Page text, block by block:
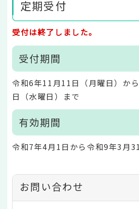
定期受付
受付は終了しました。
受付期間
令和6年11月11日（月曜日）か
日（水曜日）まで
有効期間
令和7年4月1日から令和9年3月
お問い合わせ